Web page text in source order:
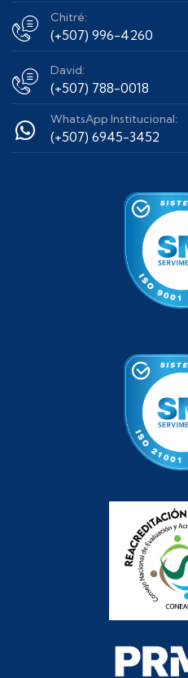
Chitré:
(+507) 996-4260
David:
(+507) 788-0018
WhatsApp Institucional:
(+507) 6945-3452